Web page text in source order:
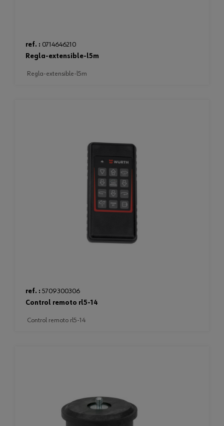
ref. : 0714646210
regla-extensible-l5m
regla-extensible-l5m
ref. : 5709300306
control remoto rl5-14
control remoto rl5-14